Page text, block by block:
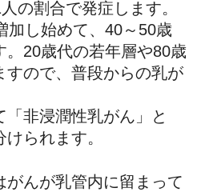
の割合で発症します。
加し始めて、40～50歳
。20歳代の若年層や80歳
すので、普段からの乳が
非浸潤性乳がん」と
けられます。
がんが乳管内に留まって